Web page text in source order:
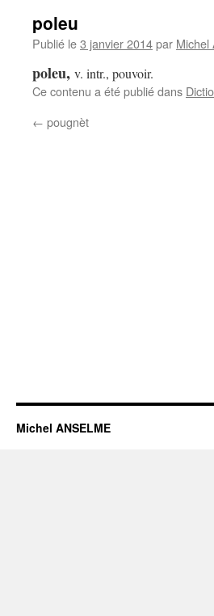
poleu
Publié le3 janvier 2014par Michel
poleu, v. intr., pouvoir.
Ce contenu a été publié dans
← pougnèt
Michel ANSELME